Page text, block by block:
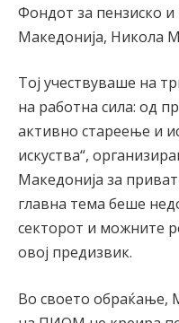
Фондот за пензиско
Македонија, Никола
Тој учествуваше на
на работна сила: од
активно стареење и
искуства“,
Македонија за
главна тема беше
секторот и можните
овој предизвик.
Во своето обраќање,